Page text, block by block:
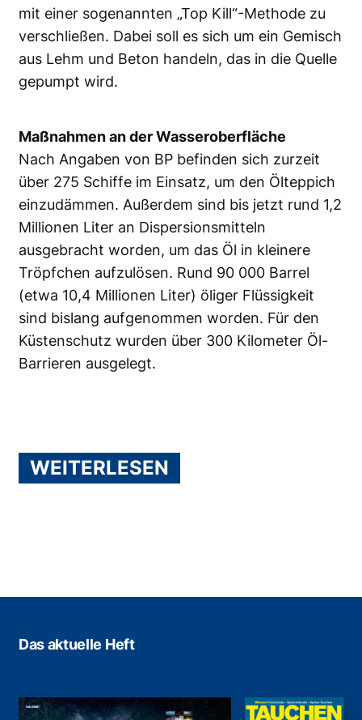
mit einer sogenannten „Top Kill“-Methode zu
verschließen. Dabei soll es sich um ein Gemisch
aus Lehm und Beton handeln, das in die Quelle
gepumpt wird.
Maßnahmen an der Wasseroberfläche
Nach Angaben von BP befinden sich zurzeit
über 275 Schiffe im Einsatz, um den Ölteppich
einzudämmen. Außerdem sind bis jetzt rund 1,2
Millionen Liter an Dispersionsmitteln
ausgebracht worden, um das Öl in kleinere
Tröpfchen aufzulösen. Rund 90 000 Barrel
(etwa 10,4 Millionen Liter) öliger Flüssigkeit
sind bislang aufgenommen worden. Für den
Küstenschutz wurden über 300 Kilometer Öl-
Barrieren ausgelegt.
WEITERLESEN
Das aktuelle Heft